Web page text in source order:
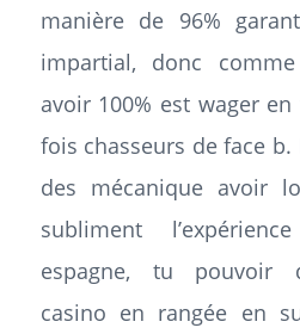
manière de 96%
impartial, donc
avoir 100% est wager
fois chasseurs de face b.
des mécanique avoir
subliment
espagne, tu pouvoir
casino en rangée en